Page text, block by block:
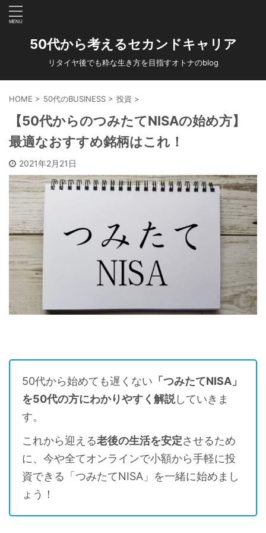
50代から考えるセカンドキャリア
リタイヤ後でも粋な生き方を目指すオトナのblog
HOME > 50代のBUSINESS > 投資 >
【50代からのつみたてNISAの始め方】
最適なおすすめ銘柄はこれ！
2021年2月21日
50代から始めても遅くない 「つみたてNISA」
を50代の方にわかりやすく解説していきま
す。
これから迎える老後の生活を安定させるため
に、今や全てオンラインで小額から手軽に投
資できる「つみたてNISA」を一緒に始めまし
ょう！